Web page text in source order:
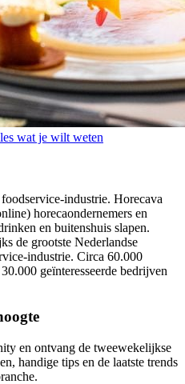
wat je wilt weten
industrie. Horecava
horecaondernemers en
en buitenshuis slapen.
de grootste Nederlandse
industrie. Circa 60.000
geïnteresseerde bedrijven
en ontvang de tweewekelijkse
handige tips en de laatste trends